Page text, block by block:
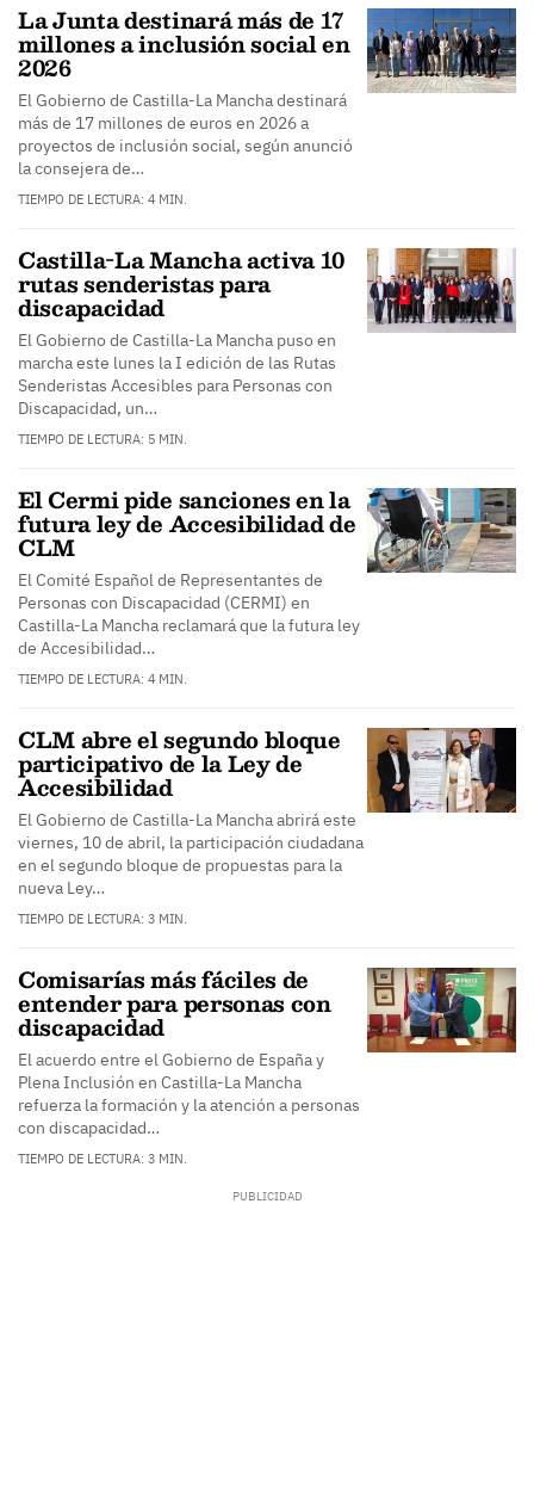
La Junta destinará más de 17
millones a inclusión social en
2026
El Gobierno de Castilla-La Mancha destinará
más de 17 millones de euros en 2026 a
proyectos de inclusión social, según anunció
la consejera de…
TIEMPO DE LECTURA: 4 MIN.
Castilla-La Mancha activa 10
rutas senderistas para
discapacidad
El Gobierno de Castilla-La Mancha puso en
marcha este lunes la I edición de las Rutas
Senderistas Accesibles para Personas con
Discapacidad, un…
TIEMPO DE LECTURA: 5 MIN.
El Cermi pide sanciones en la
futura ley de Accesibilidad de
CLM
El Comité Español de Representantes de
Personas con Discapacidad (CERMI) en
Castilla-La Mancha reclamará que la futura ley
de Accesibilidad…
TIEMPO DE LECTURA: 4 MIN.
CLM abre el segundo bloque
participativo de la Ley de
Accesibilidad
El Gobierno de Castilla-La Mancha abrirá este
viernes, 10 de abril, la participación ciudadana
en el segundo bloque de propuestas para la
nueva Ley…
TIEMPO DE LECTURA: 3 MIN.
Comisarías más fáciles de
entender para personas con
discapacidad
El acuerdo entre el Gobierno de España y
Plena Inclusión en Castilla-La Mancha
refuerza la formación y la atención a personas
con discapacidad…
TIEMPO DE LECTURA: 3 MIN.